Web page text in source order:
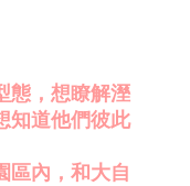
態，想瞭解溼
知道他們彼此
區內，和大自